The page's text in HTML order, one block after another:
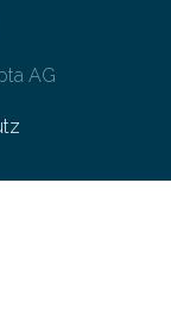
AG